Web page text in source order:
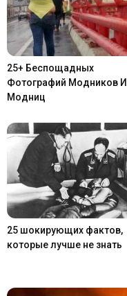
25+ Беспощадных
Фотографий Модников И
Модниц
25 шокирующих фактов,
которые лучше не знать